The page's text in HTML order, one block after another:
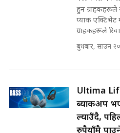
मन्त्री
पूर्व मन्त्री
||
नोट
हुन ग्राहकहरूले
प्याक एक्टिभेट
ग्राहकहरूले
बुधबार, साउन
Ultima
ब्याकअप
ल्याउँदै,
रुपैयाँमै